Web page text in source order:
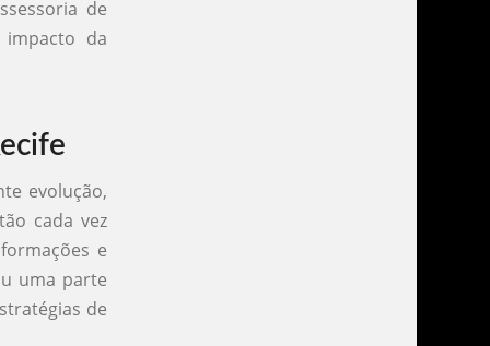
de
da
evolução,
cada vez
e
uma parte
de